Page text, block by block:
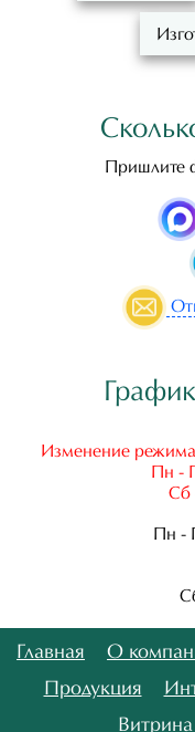
Пришлите
Изменение
Пн -
Сб
Пн -
Главная О
Продукция
Витрина